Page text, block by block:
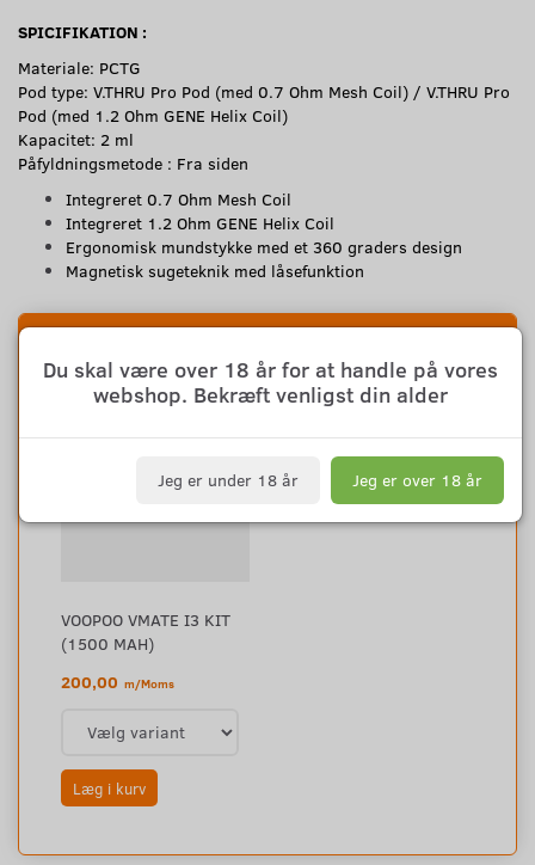
SPICIFIKATION :
Materiale: PCTG
Pod type: V.THRU Pro Pod (med 0.7 Ohm Mesh Coil) / V.THRU Pro
Pod (med 1.2 Ohm GENE Helix Coil)
Kapacitet: 2 ml
Påfyldningsmetode : Fra siden
Integreret 0.7 Ohm Mesh Coil
Integreret 1.2 Ohm GENE Helix Coil
Ergonomisk mundstykke med et 360 graders design
Magnetisk sugeteknik med låsefunktion
VOOPOO VMATE I3 KIT
(1500 MAH)
200,00 m/Moms
Læg i kurv
Du skal være over 18 år for at handle på vores
webshop. Bekræft venligst din alder
Jeg er under 18 år Jeg er over 18 år